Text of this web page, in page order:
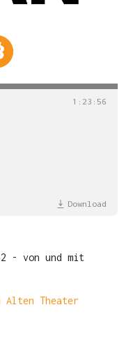
1 : 23 : 56
Download
- von und mit
Theater